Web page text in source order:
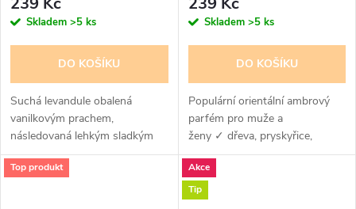
Skladem >5 ks
DO KOŠÍKU
Suchá levandule obalená
vanilkovým prachem,
následovaná lehkým sladkým
jasmínem a santálem
zaobaleným v nasládlém
muže
Skladem >5 ks
DO KOŠÍKU
Populární orientální ambrový
parfém pro muže a
ženy ✓ dřeva, pryskyřice,
balzám a kouř
Top produkt
Akce
Tip